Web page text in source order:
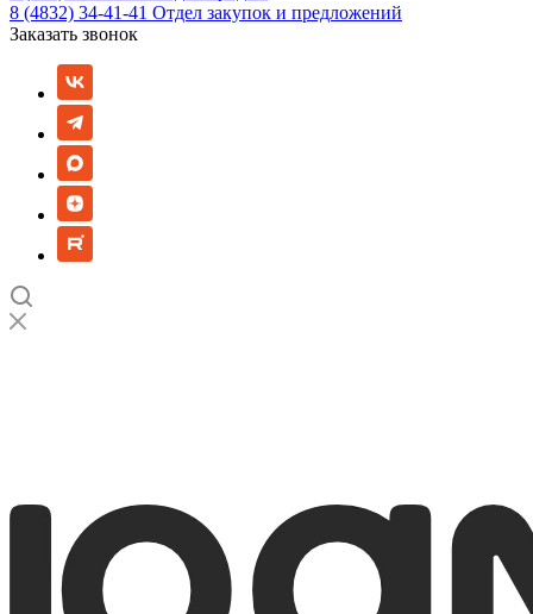
8 (4832) 34-41-41 Отдел закупок и предложений
Заказать звонок